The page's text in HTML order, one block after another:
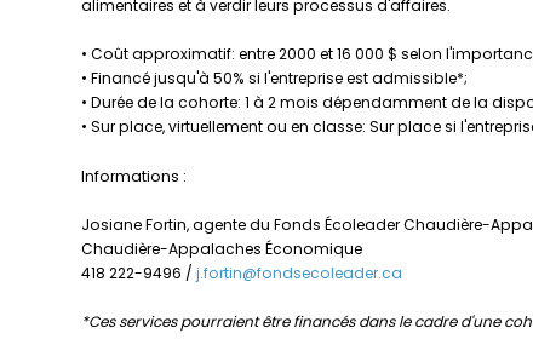
alimentaires et à verdir leurs processus d'affaires.
• Coût approximatif: entre 2000 et 16 000 $ selon
• Financé jusqu'à 50% si l'entreprise est admissible*;
• Durée de la cohorte: 1 à 2 mois dépendamment de la
• Sur place, virtuellement ou en classe: Sur place si
Informations :
Josiane Fortin, agente du Fonds Écoleader Chaudière-
Chaudière-Appalaches Économique
418 222-9496 /j.fortin@fondsecoleader.ca
*Ces services pourraient être financés dans le cadre d'une